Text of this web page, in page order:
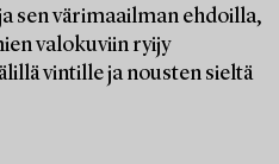
sen värimaailman ehdoilla,
valokuviin ryijy
vintille ja nousten sieltä